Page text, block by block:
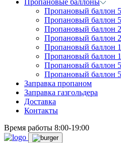
Пропановые баллоны
Пропановый баллон
Пропановый баллон
Пропановый баллон
Пропановый баллон
Пропановый баллон
Пропановый баллон
Пропановый баллон
Пропановый баллон
Заправка пропаном
Заправка газгольдера
Доставка
Контакты
Время работы 8:00-19:00